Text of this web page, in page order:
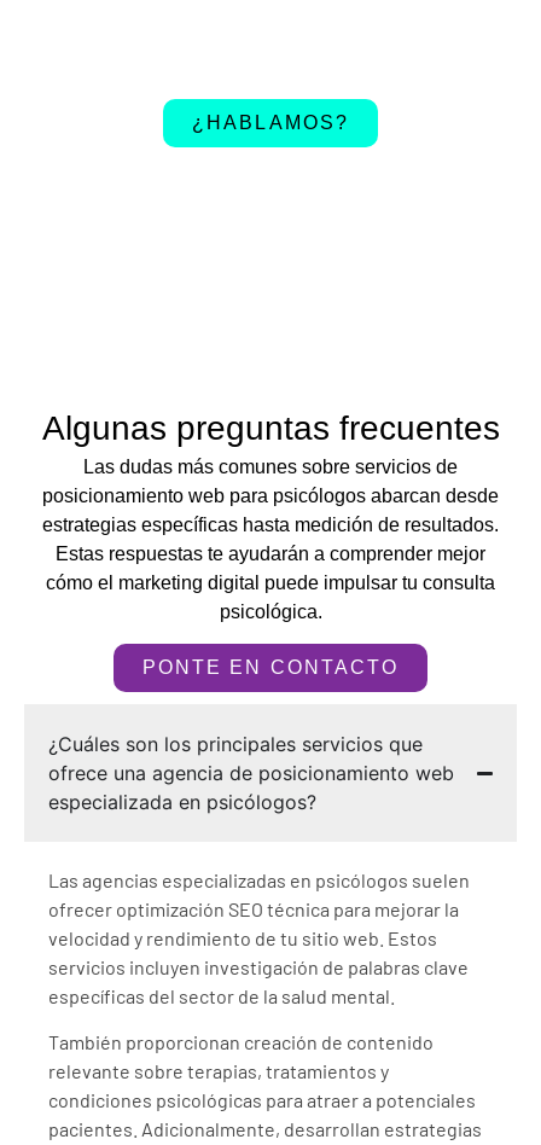
¿HABLAMOS?
Algunas preguntas frecuentes
Las dudas más comunes sobre servicios de
posicionamiento web para psicólogos abarcan desde
estrategias específicas hasta medición de resultados.
Estas respuestas te ayudarán a comprender mejor
cómo el marketing digital puede impulsar tu consulta
psicológica.
PONTE EN CONTACTO
¿Cuáles son los principales servicios que
ofrece una agencia de posicionamiento web
especializada en psicólogos?
Las agencias especializadas en psicólogos suelen
ofrecer optimización SEO técnica para mejorar la
velocidad y rendimiento de tu sitio web. Estos
servicios incluyen investigación de palabras clave
específicas del sector de la salud mental.
También proporcionan creación de contenido
relevante sobre terapias, tratamientos y
condiciones psicológicas para atraer a potenciales
pacientes. Adicionalmente, desarrollan estrategias